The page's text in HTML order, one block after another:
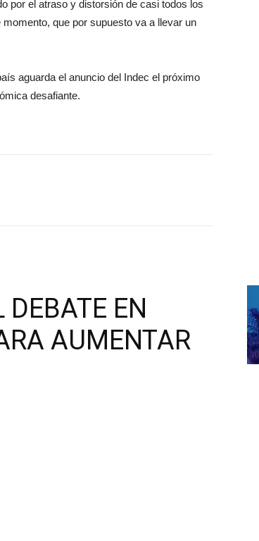
por el atraso y distorsión de casi todos los
que por supuesto va a llevar un
aguarda el anuncio del Indec el próximo
desafiante.